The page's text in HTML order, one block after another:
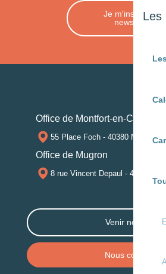
Les
Je m'inscris à la
newsletter
Office de Montfort-en-Chalosse
55 Place Foch - 40380
Office de Mugron
8 rue Vincent Depaul - 40250
Venir nous voir
Nous contacter